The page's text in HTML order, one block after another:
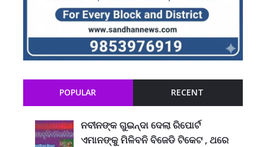
POPULAR RECENT
ନବୀନଙ୍କ ଗୁଇନ୍ଦା ଦେଲା ରିପୋର୍ଟ
ଏମାନଙ୍କୁ ମିଳିବନି ବିଜେଡି ଟିକେଟ , ଥରେ